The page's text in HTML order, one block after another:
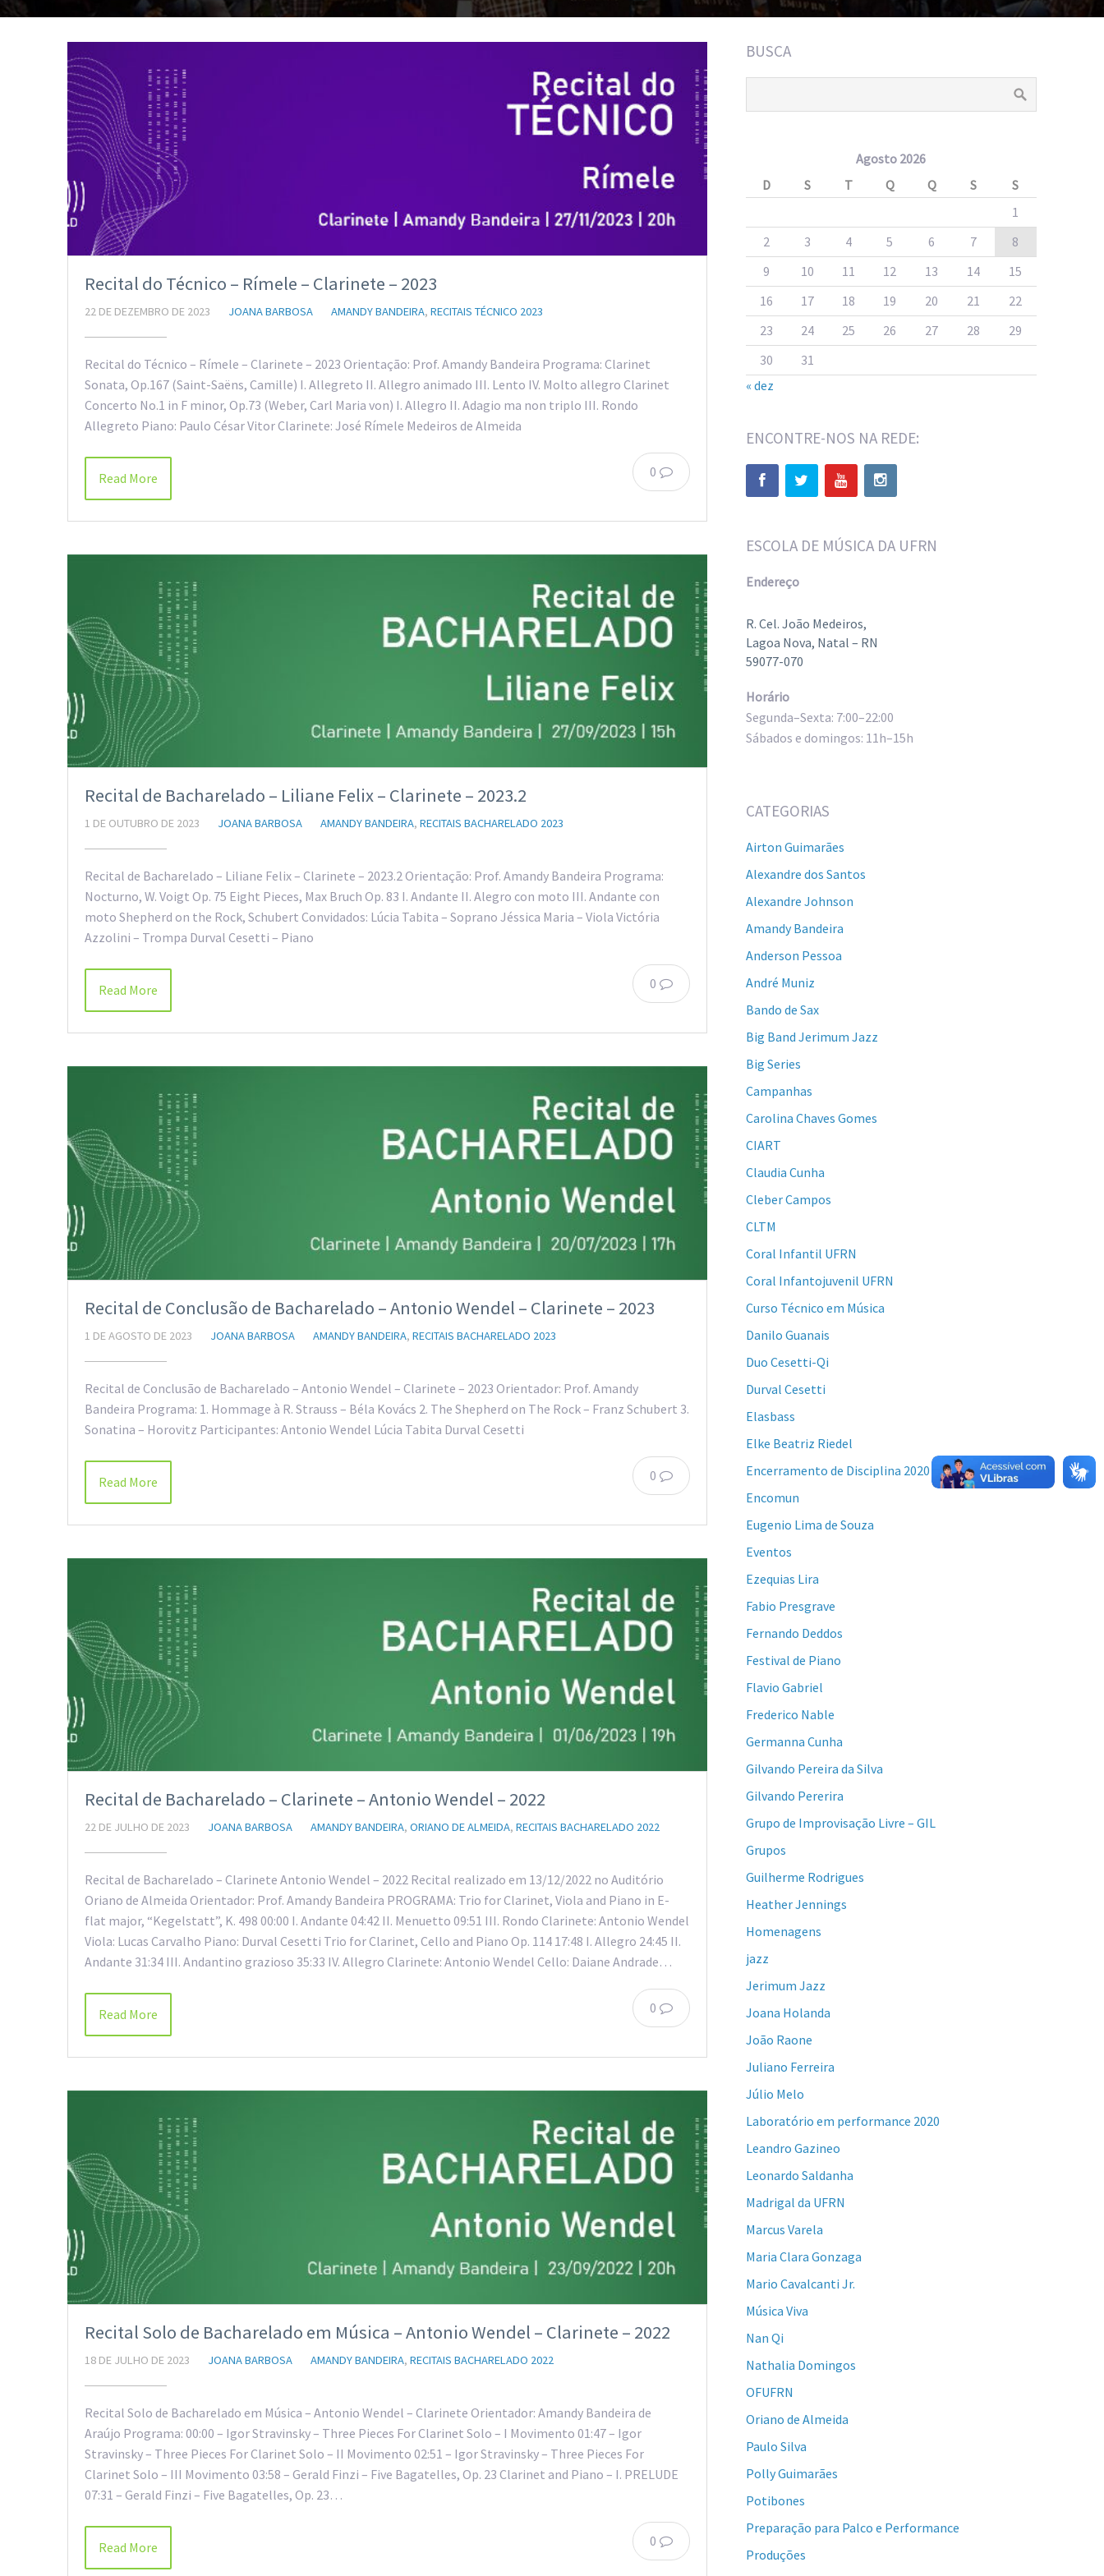
Recital do Técnico – Rímele – Clarinete – 2023
22 DE DEZEMBRO DE 2023 JOANA BARBOSA AMANDY BANDEIRA, RECITAIS TÉCNICO 2023
Recital do Técnico – Rímele – Clarinete – 2023 Orientação: Prof. Amandy Bandeira Programa: Clarinet
Sonata, Op.167 (Saint-Saëns, Camille) I. Allegreto II. Allegro animado III. Lento IV. Molto allegro Clarinet
Concerto No.1 in F minor, Op.73 (Weber, Carl Maria von) I. Allegro II. Adagio ma non triplo III. Rondo
Allegreto Piano: Paulo César Vitor Clarinete: José Rímele Medeiros de Almeida
0
Read More
Recital de Bacharelado – Liliane Felix – Clarinete – 2023.2
1 DE OUTUBRO DE 2023 JOANA BARBOSA AMANDY BANDEIRA, RECITAIS BACHARELADO 2023
Recital de Bacharelado – Liliane Felix – Clarinete – 2023.2 Orientação: Prof. Amandy Bandeira Programa:
Nocturno, W. Voigt Op. 75 Eight Pieces, Max Bruch Op. 83 I. Andante II. Alegro con moto III. Andante con
moto Shepherd on the Rock, Schubert Convidados: Lúcia Tabita – Soprano Jéssica Maria – Viola Victória
Azzolini – Trompa Durval Cesetti – Piano
0
Read More
Recital de Conclusão de Bacharelado – Antonio Wendel – Clarinete – 2023
1 DE AGOSTO DE 2023 JOANA BARBOSA AMANDY BANDEIRA, RECITAIS BACHARELADO 2023
Recital de Conclusão de Bacharelado – Antonio Wendel – Clarinete – 2023 Orientador: Prof. Amandy
Bandeira Programa: 1. Hommage à R. Strauss – Béla Kovács 2. The Shepherd on The Rock – Franz Schubert 3.
Sonatina – Horovitz Participantes: Antonio Wendel Lúcia Tabita Durval Cesetti
0
Read More
Recital de Bacharelado – Clarinete – Antonio Wendel – 2022
22 DE JULHO DE 2023 JOANA BARBOSA AMANDY BANDEIRA, ORIANO DE ALMEIDA, RECITAIS BACHARELADO 2022
Recital de Bacharelado – Clarinete Antonio Wendel – 2022 Recital realizado em 13/12/2022 no Auditório
Oriano de Almeida Orientador: Prof. Amandy Bandeira PROGRAMA: Trio for Clarinet, Viola and Piano in E-
flat major, “Kegelstatt”, K. 498 00:00 I. Andante 04:42 II. Menuetto 09:51 III. Rondo Clarinete: Antonio Wendel
Viola: Lucas Carvalho Piano: Durval Cesetti Trio for Clarinet, Cello and Piano Op. 114 17:48 I. Allegro 24:45 II.
Andante 31:34 III. Andantino grazioso 35:33 IV. Allegro Clarinete: Antonio Wendel Cello: Daiane Andrade…
0
Read More
Recital Solo de Bacharelado em Música – Antonio Wendel – Clarinete – 2022
18 DE JULHO DE 2023 JOANA BARBOSA AMANDY BANDEIRA, RECITAIS BACHARELADO 2022
Recital Solo de Bacharelado em Música – Antonio Wendel – Clarinete Orientador: Amandy Bandeira de
Araújo Programa: 00:00 – Igor Stravinsky – Three Pieces For Clarinet Solo – I Movimento 01:47 – Igor
Stravinsky – Three Pieces For Clarinet Solo – II Movimento 02:51 – Igor Stravinsky – Three Pieces For
Clarinet Solo – III Movimento 03:58 – Gerald Finzi – Five Bagatelles, Op. 23 Clarinet and Piano – I. PRELUDE
07:31 – Gerald Finzi – Five Bagatelles, Op. 23…
0
Read More
BUSCA
Agosto 2026
D
S T Q Q S
S
1
2
3 4 5 6 7
8
9
10 11 12 13 14
15
16
17 18 19 20 21
22
23
24 25 26 27 28
29
30
31
« dez
ENCONTRE-NOS NA REDE:
ESCOLA DE MÚSICA DA UFRN
Endereço
R. Cel. João Medeiros,
Lagoa Nova, Natal – RN
59077-070
Horário
Segunda–Sexta: 7:00–22:00
Sábados e domingos: 11h–15h
CATEGORIAS
Airton Guimarães
Alexandre dos Santos
Alexandre Johnson
Amandy Bandeira
Anderson Pessoa
André Muniz
Bando de Sax
Big Band Jerimum Jazz
Big Series
Campanhas
Carolina Chaves Gomes
CIART
Claudia Cunha
Cleber Campos
CLTM
Coral Infantil UFRN
Coral Infantojuvenil UFRN
Curso Técnico em Música
Danilo Guanais
Duo Cesetti-Qi
Durval Cesetti
Elasbass
Elke Beatriz Riedel
Encerramento de Disciplina 2020
Encomun
Eugenio Lima de Souza
Eventos
Ezequias Lira
Fabio Presgrave
Fernando Deddos
Festival de Piano
Flavio Gabriel
Frederico Nable
Germanna Cunha
Gilvando Pereira da Silva
Gilvando Pererira
Grupo de Improvisação Livre – GIL
Grupos
Guilherme Rodrigues
Heather Jennings
Homenagens
jazz
Jerimum Jazz
Joana Holanda
João Raone
Juliano Ferreira
Júlio Melo
Laboratório em performance 2020
Leandro Gazineo
Leonardo Saldanha
Madrigal da UFRN
Marcus Varela
Maria Clara Gonzaga
Mario Cavalcanti Jr.
Música Viva
Nan Qi
Nathalia Domingos
OFUFRN
Oriano de Almeida
Paulo Silva
Polly Guimarães
Potibones
Preparação para Palco e Performance
Produções